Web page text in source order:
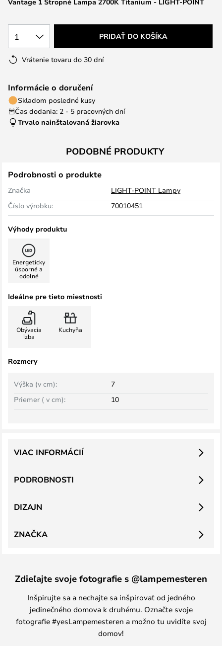
1 PRIDAŤ DO KOŠÍKA
Vrátenie tovaru do 30 dní
Informácie o doručení
Skladom posledné kusy
Čas dodania: 2 - 5 pracovných dní
Trvalo nainštalovaná žiarovka
PODOBNÉ PRODUKTY
Podrobnosti o produkte
Značka
LIGHT-POINT Lampy
Číslo výrobku:
70010451
Výhody produktu
Energeticky
úsporné a
odolné
Ideálne pre tieto miestnosti
Obývacia
izba
Kuchyňa
Rozmery
Výška (v cm):
7
Priemer ( v cm):
10
PODROBNOSTI
VIAC INFORMÁCIÍ
DIZAJN
ZNAČKA
Zdieľajte svoje fotografie s @lampemesteren
Inšpirujte sa a nechajte sa inšpirovať od jedného
jedinečného domova k druhému. Označte svoje
fotografie #yesLampemesteren a možno tu uvidíte svoj
domov!